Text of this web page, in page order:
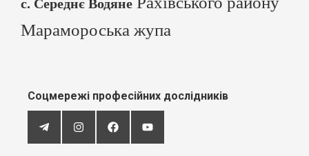
с. Середнє Водяне
Марамороська жупа
Соцмережі професійних дослідників